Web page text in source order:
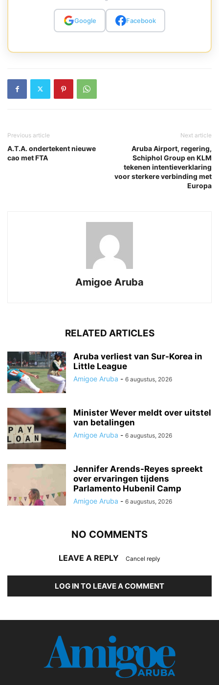
Google Facebook
Previous article
A.T.A. ondertekent nieuwe
cao met FTA
Next article
Aruba Airport, regering,
Schiphol Group en KLM
tekenen intentieverklaring
voor sterkere verbinding met
Europa
Amigoe Aruba
RELATED ARTICLES
Aruba verliest van Sur-Korea in
Little League
Amigoe Aruba - 6 augustus, 2026
Minister Wever meldt over uitstel
van betalingen
Amigoe Aruba - 6 augustus, 2026
Jennifer Arends-Reyes spreekt
over ervaringen tijdens
Parlamento Hubenil Camp
Amigoe Aruba - 6 augustus, 2026
NO COMMENTS
LEAVE A REPLY Cancel reply
LOG IN TO LEAVE A COMMENT